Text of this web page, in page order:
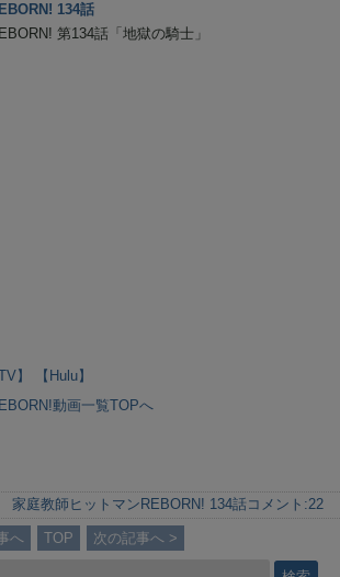
134話
第134話「地獄の騎士」
】
【Hulu】
動画一覧TOPへ
家庭教師ヒットマンREBORN! 134話 コメント:22
へ TOP 次の記事へ >